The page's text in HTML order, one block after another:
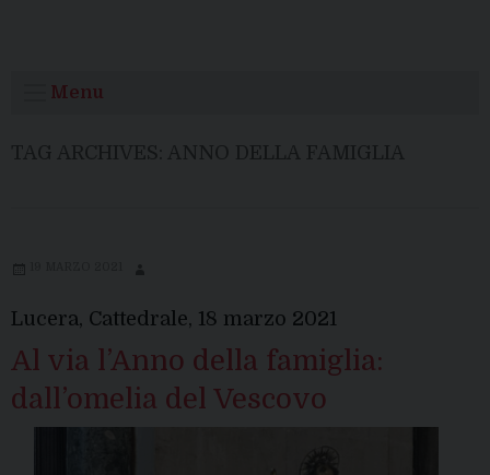
Menu
Lucera, Cattedrale, 18 marzo 2021
Al via l’Anno della famiglia:
dall’omelia del Vescovo